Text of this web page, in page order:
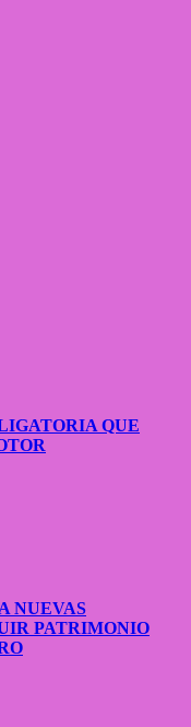
QUE
NUEVAS
PATRIMONIO